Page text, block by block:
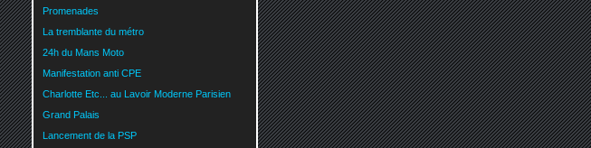
Promenades
La tremblante du métro
24h du Mans Moto
Manifestation anti CPE
Charlotte Etc... au Lavoir Moderne Parisien
Grand Palais
Lancement de la PSP